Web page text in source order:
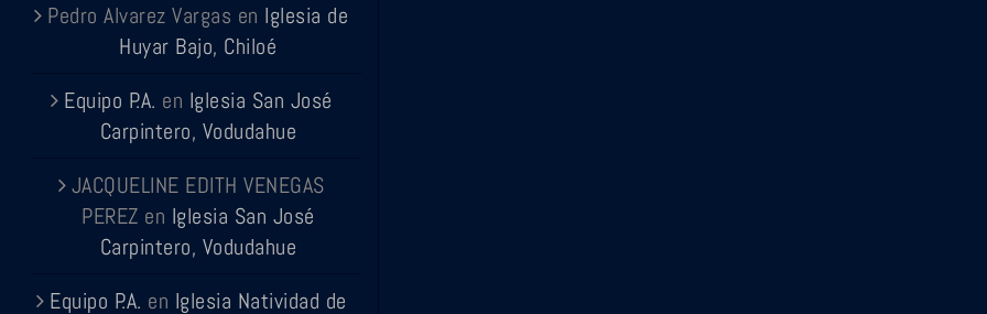
Pedro Alvarez Vargas en Iglesia de
Huyar Bajo, Chiloé
Equipo P.A. en Iglesia San José
Carpintero, Vodudahue
JACQUELINE EDITH VENEGAS
PEREZ en Iglesia San José
Carpintero, Vodudahue
Equipo P.A. en Iglesia Natividad de